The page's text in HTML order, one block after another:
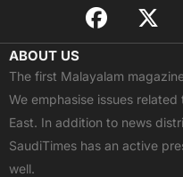
F
a
c
e
b
o
o
k
X
-
t
w
i
t
t
e
ABOUT US
The first Malayalam
We emphasise issues
East. In addition to news
SaudiTimes has an active
well.